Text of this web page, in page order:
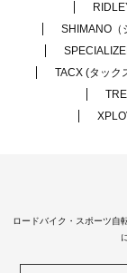
SHIMANO（
TACX (タック
ロードバイク・スポーツ